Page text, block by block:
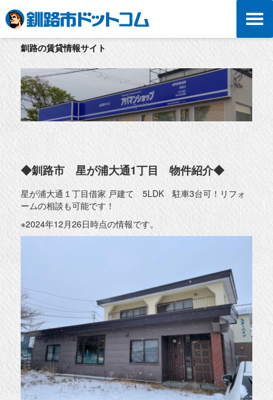
釧路の賃貸情報サイト
◆釧路市 星が浦大通1丁目 物件紹介◆
星が浦大通１丁目借家 戸建て 5LDK 駐車3台可！リフォ
ームの相談も可能です！
※2024年12月26日時点の情報です。